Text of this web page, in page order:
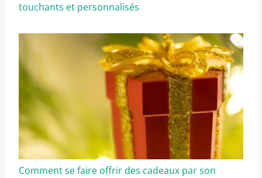
touchants et personnalisés
Comment se faire offrir des cadeaux par son